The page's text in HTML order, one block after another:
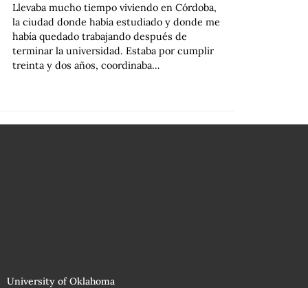
Llevaba mucho tiempo viviendo en Córdoba,
la ciudad donde había estudiado y donde me
había quedado trabajando después de
terminar la universidad. Estaba por cumplir
treinta y dos años, coordinaba…
University of Oklahoma